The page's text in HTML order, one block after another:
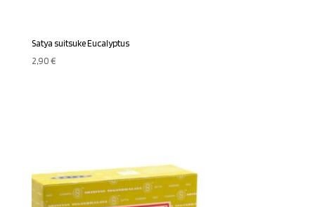
Satya suitsuke Eucalyptus
2,90€